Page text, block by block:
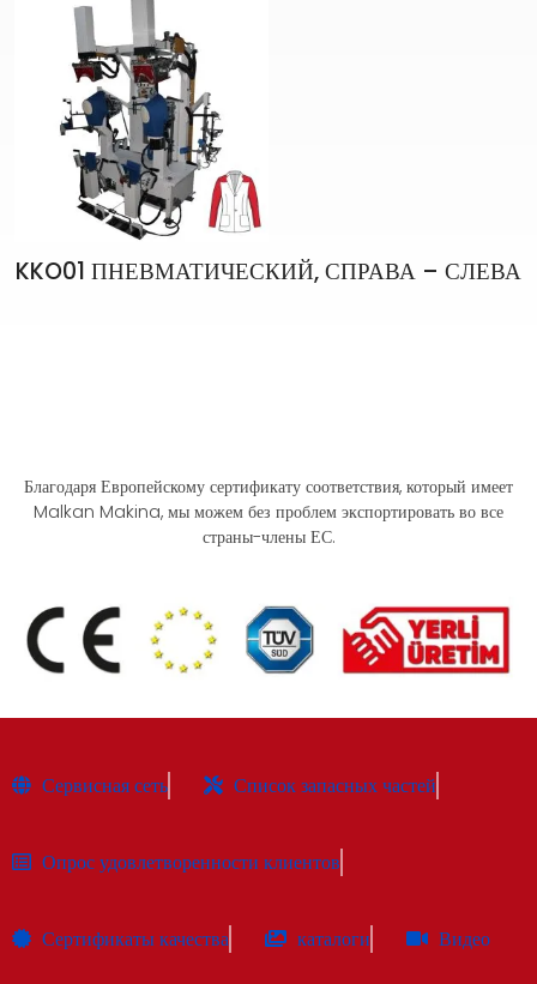
KKO01 ПНЕВМАТИЧЕСКИЙ, СПРАВА – СЛЕВА
Благодаря Европейскому сертификату соответствия, который имеет
Malkan Makina, мы можем без проблем экспортировать во все
страны-члены ЕС.
Сервисная сеть Список запасных частей
Опрос удовлетворенности клиентов
Сертификаты качества каталоги Видео